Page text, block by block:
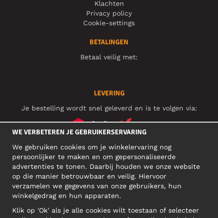
Klachten
Privacy policy
Cookie-settings
BETALINGEN
Betaal veilig met:
LEVERING
Je bestelling wordt snel geleverd en is te volgen via:
SOCIAL MEDIA
ZAKELIJK ADRES
Narva mnt 5, EE-10117 Tallinn
WE VERBETEREN JE GEBRUIKERSERVARING
We gebruiken cookies om je winkelervaring nog
persoonlijker te maken en om gepersonaliseerde
advertenties te tonen. Daarbij houden we onze website
op die manier betrouwbaar en veilig. Hiervoor
verzamelen we gegevens van onze gebruikers, hun
winkelgedrag en hun apparaten.
Klik op 'Ok' als je alle cookies wilt toestaan of selecteer